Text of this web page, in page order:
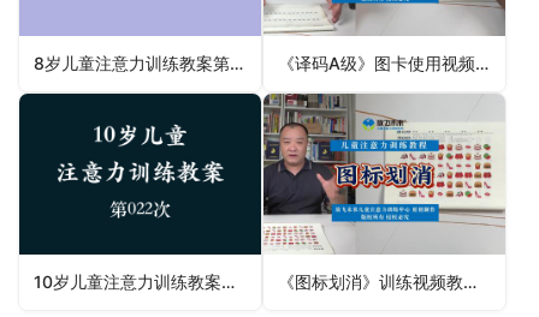
8岁儿童注意力训练教案第081次 共96次 《译码A级》图卡使用视频教程-注意力分配能力专注力不集中
10岁儿童注意力训练教案第022次 共96次 《图标划消》训练视频教程-儿童专注力训练图卡注意力